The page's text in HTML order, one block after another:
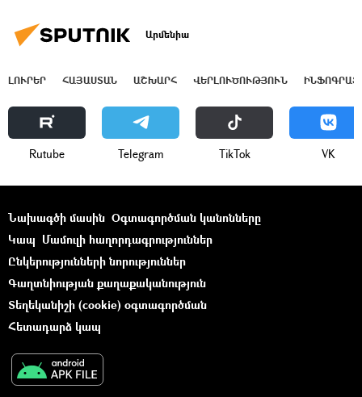
Արմենիա
ԼՈՒՐԵՐ ՀԱՅԱՍՏԱՆ ԱՇԽԱՐՀ ՎԵՐԼՈՒԾՈՒԹՅՈՒՆ
Rutube Telegram ТikТоk VK
Նախագծի մասին Օգտագործման կանոնները
Կապ Մամուլի հաղորդագրություններ
Ընկերությունների նորություններ
Գաղտնիության քաղաքականություն
Տեղեկանիշի (cookie) օգտագործման
Հետադարձ կապ